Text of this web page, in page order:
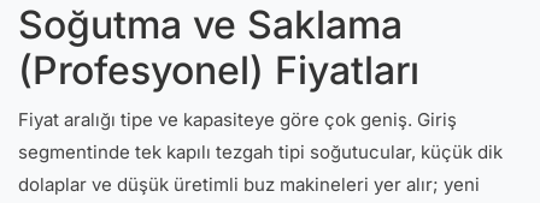
Soğutma ve Saklama
(Profesyonel) Fiyatları
Fiyat aralığı tipe ve kapasiteye göre çok geniş. Giriş
segmentinde tek kapılı tezgah tipi soğutucular, küçük dik
dolaplar ve düşük üretimli buz makineleri yer alır; yeni